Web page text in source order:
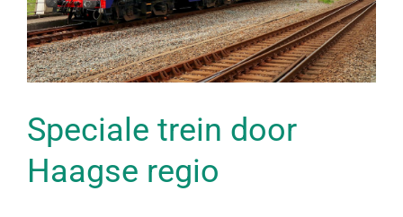
Speciale trein door
Haagse regio